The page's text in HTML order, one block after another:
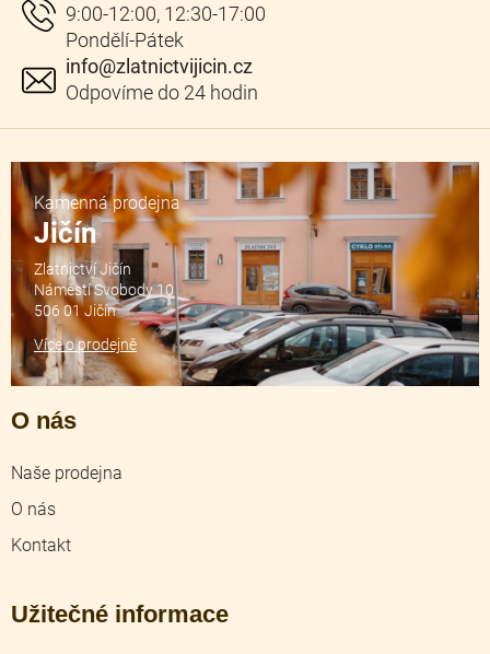
info@zlatnictvijicin.cz
O nás
Naše prodejna
O nás
Kontakt
Užitečné informace
Kamenná prodejna
Jičín
Zlatnictví Jičín
Náměstí Svobody 10
506 01 Jičín
Více o prodejně